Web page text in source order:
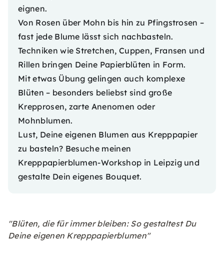
eignen.
Von Rosen über Mohn bis hin zu Pfingstrosen –
fast jede Blume lässt sich nachbasteln.
Techniken wie Stretchen, Cuppen, Fransen und
Rillen bringen Deine Papierblüten in Form.
Mit etwas Übung gelingen auch komplexe
Blüten – besonders beliebst sind große
Krepprosen, zarte Anenomen oder
Mohnblumen.
Lust, Deine eigenen Blumen aus Krepppapier
zu basteln? Besuche meinen
Krepppapierblumen-Workshop in Leipzigund
gestalte Dein eigenes Bouquet.
"Blüten, die für immer bleiben: So gestaltest Du
Deine eigenen Krepppapierblumen"